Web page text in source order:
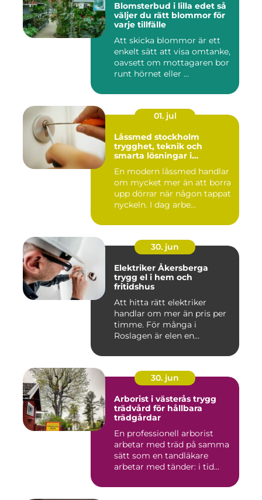
Blomsterbud i lilla edet så
väljer du rätt blommor för
varje tillfälle
Att skicka blommor är ett
enkelt sätt att visa omtanke,
oavsett om mottagaren bor
runt hörnet eller ...
01. jul
Låssmed stockholm
trygghet, teknik och
smarta lösningar i
En modern låssmed handlar
om mycket mer än att borra
upp dörrar när någon tappat
nyckeln. I dag arbe...
30. jun
Elektriker Åkersberga
trygg el i hem och
fritidshus
Att hitta rätt elektriker
handlar om mer än pris per
timme. För många i
Roslagen är elen en
30. jun
Arborist i västerås trygg
trädvård för hållbara
trädgårdar
En professionell arborist
arbetar med träd på samma
sätt som en tandläkare
arbetar med tänder: i tid...